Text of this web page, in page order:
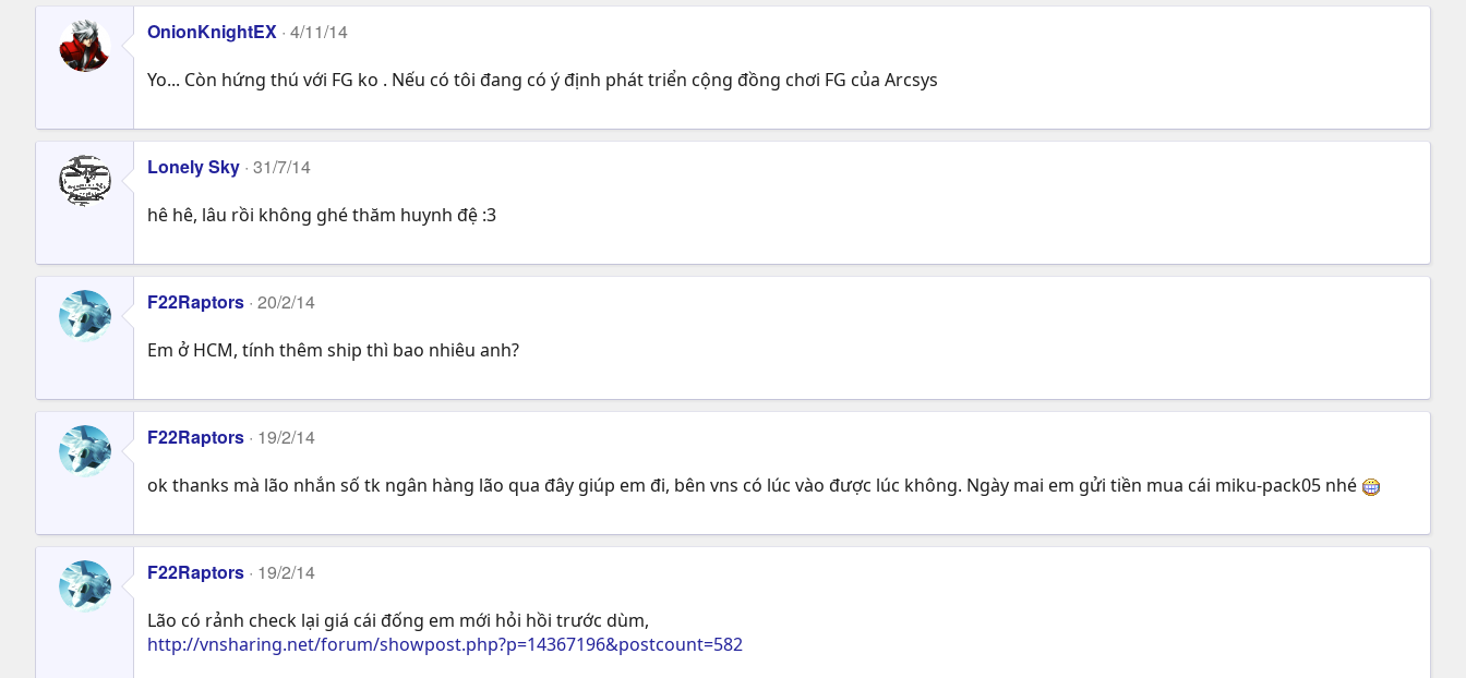
OnionKnightEX 4/11/14
Yo... Còn hứng thú với FG ko . Nếu có tôi đang có ý định phát triển cộng đồng chơi FG của Arcsys
Lonely Sky 31/7/14
hê hê, lâu rồi không ghé thăm huynh đệ :3
F22Raptors 20/2/14
Em ở HCM, tính thêm ship thì bao nhiêu anh?
F22Raptors 19/2/14
ok thanks mà lão nhắn số tk ngân hàng lão qua đây giúp em đi, bên vns có lúc vào được lúc không. Ngày mai em gửi tiền mua cái miku-pack05 nhé
F22Raptors 19/2/14
Lão có rảnh check lại giá cái đống em mới hỏi hồi trước dùm,
http://vnsharing.net/forum/showpost.php?p=14367196&postcount=582